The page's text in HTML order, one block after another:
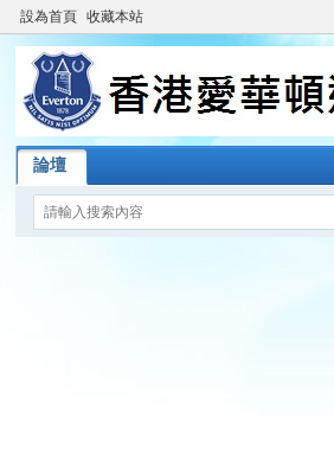
設為首頁 收藏本站
論壇